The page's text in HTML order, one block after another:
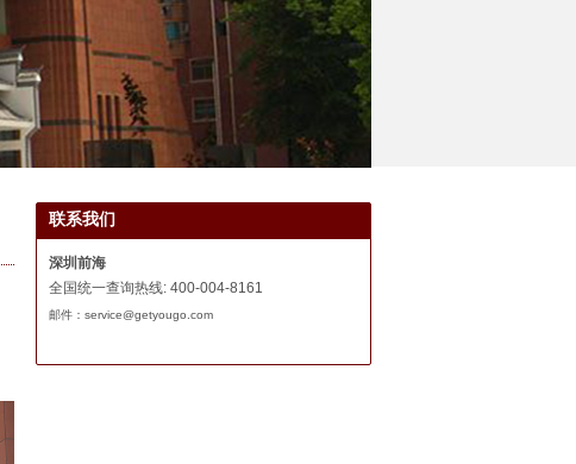
联系我们
深圳前海
全国统一查询热线: 400-004-8161
邮件：service@getyougo.com